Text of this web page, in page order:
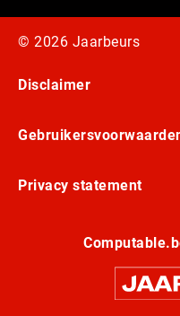
© 2026 Jaarbeurs
Disclaimer
Privacy statement